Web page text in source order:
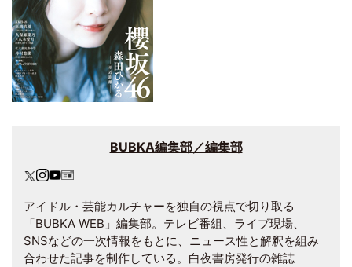
BUBKA編集部／編集部
アイドル・芸能カルチャーを独自の視点で切り取る
「BUBKA WEB」編集部。テレビ番組、ライブ現場、
SNSなどの一次情報をもとに、ニュース性と解釈を組み
合わせた記事を制作している。白夜書房発行の雑誌